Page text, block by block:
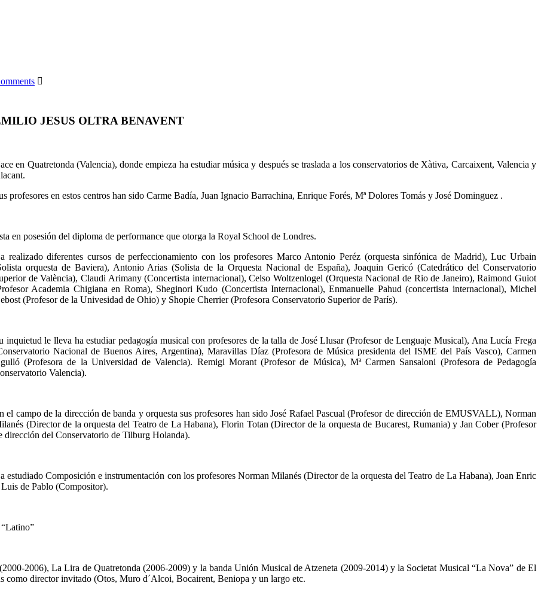
JESUS OLTRA BENAVENT
en Quatretonda (Valencia), donde empieza ha estudiar música y después se traslada a los conservatorios de Xàtiva, Carcaixent, Valencia y
profesores en estos centros han sido Carme Badía, Juan Ignacio Barrachina, Enrique Forés, Mª Dolores Tomás y José Dominguez .
en posesión del diploma de performance que otorga la Royal School de Londres.
realizado diferentes cursos de perfeccionamiento con los profesores Marco Antonio Peréz (orquesta sinfónica de Madrid), Luc Urbain
orquesta de Baviera), Antonio Arias (Solista de la Orquesta Nacional de España), Joaquin Gericó (Catedrático del Conservatorio
de València), Claudi Arimany (Concertista internacional), Celso Woltzenlogel (Orquesta Nacional de Rio de Janeiro), Raimond Guiot
Academia Chigiana en Roma), Sheginori Kudo (Concertista Internacional), Enmanuelle Pahud (concertista internacional), Michel
(Profesor de la Univesidad de Ohio) y Shopie Cherrier (Profesora Conservatorio Superior de París).
inquietud le lleva ha estudiar pedagogía musical con profesores de la talla de José Llusar (Profesor de Lenguaje Musical), Ana Lucía Frega
Nacional de Buenos Aires, Argentina), Maravillas Díaz (Profesora de Música presidenta del ISME del País Vasco), Carmen
(Profesora de la Universidad de Valencia). Remigi Morant (Profesor de Música), Mª Carmen Sansaloni (Profesora de Pedagogía
Valencia).
el campo de la dirección de banda y orquesta sus profesores han sido José Rafael Pascual (Profesor de dirección de EMUSVALL), Norman
(Director de la orquesta del Teatro de La Habana), Florin Totan (Director de la orquesta de Bucarest, Rumania) y Jan Cober (Profesor
dirección del Conservatorio de Tilburg Holanda).
estudiado Composición e instrumentación con los profesores Norman Milanés (Director de la orquesta del Teatro de La Habana), Joan Enric
de Pablo (Compositor).
2006), La Lira de Quatretonda (2006-2009) y la banda Unión Musical de Atzeneta (2009-2014) y la Societat Musical “La Nova” de El
como director invitado (Otos, Muro d´Alcoi, Bocairent, Beniopa y un largo etc.